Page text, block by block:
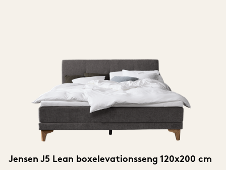
Jensen J5 Lean boxelevationsseng 120x200 cm